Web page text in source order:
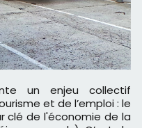
et de l’emploi : le
clé de l'économie de la